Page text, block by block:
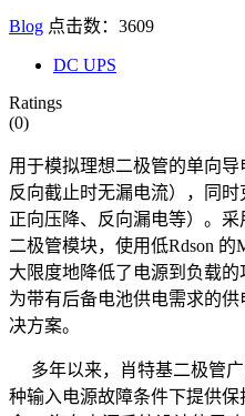
Blog 点击数：3609
DC UPS
Ratings
(0)
用于模拟理想二极管的单向导
反向截止时无漏电流），同
正向压降、反向漏电等）。
二极管模块，使用低Rdson
大限度地降低了电源到负载
为带有后备电池供电需求的
决方案。
多年以来，肖特基二极管
种输入电源故障条件下提供